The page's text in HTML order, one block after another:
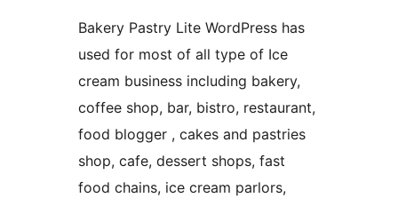
Bakery Pastry Lite WordPress has
used for most of all type of Ice
cream business including bakery,
coffee shop, bar, bistro, restaurant,
food blogger , cakes and pastries
shop, cafe, dessert shops, fast
food chains, ice cream parlors,